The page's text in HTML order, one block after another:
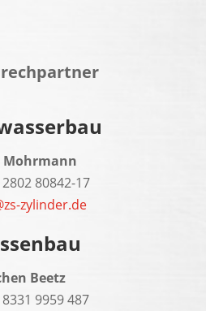
Mohrmann
80842-17
zylinder.de
Beetz
9959 487